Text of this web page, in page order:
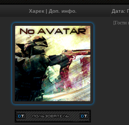
Харек | Доп. инфо. Дата:
[Гости